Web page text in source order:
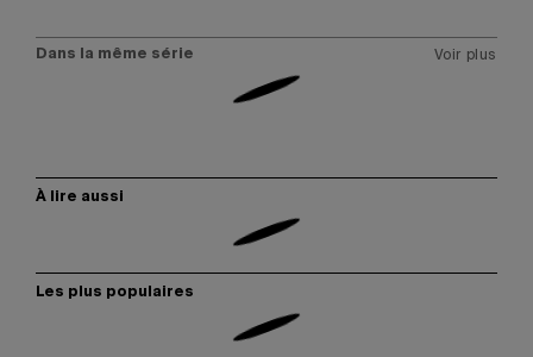
Dans la même série Voir plus
À lire aussi
Les plus populaires